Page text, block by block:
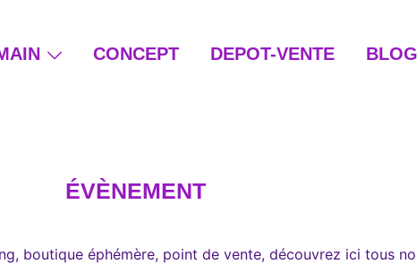
CONCEPT DEPOT-VENTE BLOG
ÉVÈNEMENT
boutique éphémère, point de vente, découvrez ici tous